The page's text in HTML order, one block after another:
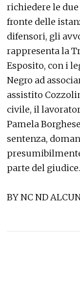
richiedere le due
fronte delle
difensori, gli
rappresenta la
Esposito, con i
Negro ad
assistito
civile, il
Pamela
sentenza,
parte del
BY NC ND